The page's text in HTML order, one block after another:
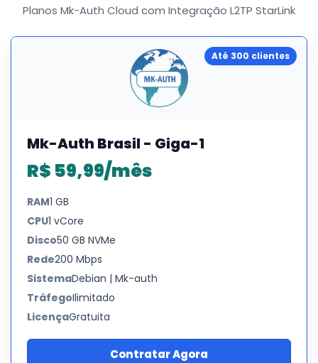
Planos Mk-Auth Cloud com Integração L2TP StarLink
Até 300 clientes
Mk-Auth Brasil - Giga-1
R$ 59,99/mês
RAM1 GB
CPU1 vCore
Disco50 GB NVMe
Rede200 Mbps
SistemaDebian | Mk-auth
TráfegoIlimitado
LicençaGratuita
Contratar Agora